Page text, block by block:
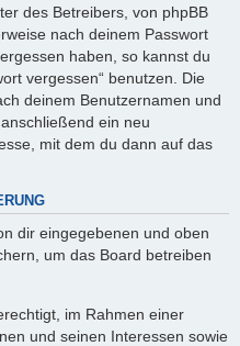
des Betreibers, von phpBB
nach deinem Passwort
haben, so kannst du
vergessen“ benutzen. Die
deinem Benutzernamen und
ein neu
mit dem du dann auf das
dir eingegebenen und oben
um das Board betreiben
im Rahmen einer
und seinen Interessen sowie